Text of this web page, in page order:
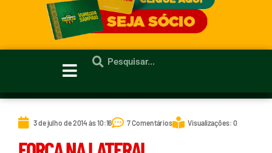
3 de julho de 2014 às 10:16 7 Comentários Visualizações: 0